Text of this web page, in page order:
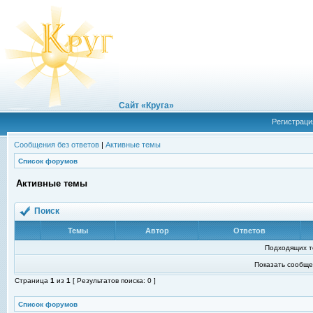
Сайт «Круга»
Сообщения без ответов | Активные темы
Список форумов
Активные темы
Поиск
Темы Автор Ответов
Подходящих
Показать
Страница 1 из 1 [ Результатов поиска: 0 ]
Список форумов